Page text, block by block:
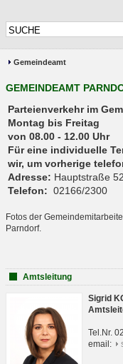
Gemeindeamt
GEMEINDEAMT
Parteienverkehr
Montag bis Freitag
von 08.00 - 12.00 Uhr
Für eine individuelle
wir, um vorherige
Adresse: Hauptstraße
Telefon: 02166/2300
Fotos der
Parndorf.
Amtsleitung
Sigrid
Tel.Nr.
email: